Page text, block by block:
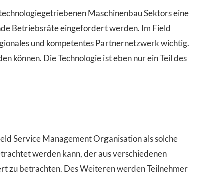
Maschinenbau Sektors eine
Betriebsräte eingefordert werden. Im Field
und kompetentes Partnernetzwerk wichtig.
können. Die Technologie ist eben nur ein Teil des
Service Management Organisation als solche
werden kann, der aus verschiedenen
zu betrachten. Des Weiteren werden Teilnehmer